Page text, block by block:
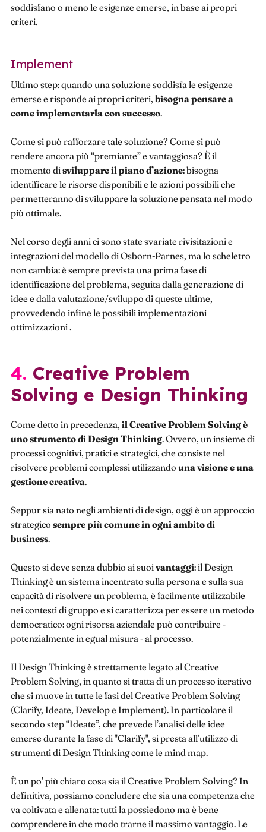
soddisfano o meno le esigenze emerse, in base ai propri
criteri.
Implement
Ultimo step: quando una soluzione soddisfa le esigenze
emerse e risponde ai propri criteri, bisogna pensare a
come implementarla con successo.
Come si può rafforzare tale soluzione? Come si può
rendere ancora più “premiante” e vantaggiosa? È il
momento disviluppare il piano d’azione: bisogna
identificare le risorse disponibili e le azioni possibili che
permetteranno di sviluppare la soluzione pensata nel modo
più ottimale.
Nel corso degli anni ci sono state svariate rivisitazioni e
integrazioni del modello di Osborn-Parnes, ma lo scheletro
non cambia: è sempre prevista una prima fase di
identificazione del problema, seguita dalla generazione di
idee e dalla valutazione/sviluppo di queste ultime,
provvedendo infine le possibili implementazioni
ottimizzazioni .
4. Creative Problem
Solving e Design Thinking
Come detto in precedenza, il Creative Problem Solving è
uno strumento di Design Thinking. Ovvero, un insieme di
processi cognitivi, pratici e strategici, che consiste nel
risolvere problemi complessi utilizzando una visione e una
gestione creativa.
Seppur sia nato negli ambienti di design, oggi è un approccio
strategico sempre più comune in ogni ambito di
business.
Questo si deve senza dubbio ai suoivantaggi: il Design
Thinking è un sistema incentrato sulla persona e sulla sua
capacità di risolvere un problema, è facilmente utilizzabile
nei contesti di gruppo e si caratterizza per essere un metodo
democratico: ogni risorsa aziendale può contribuire -
potenzialmente in egual misura - al processo.
Il Design Thinking è strettamente legato al Creative
Problem Solving, in quanto si tratta di un processo iterativo
che si muove in tutte le fasi del Creative Problem Solving
(Clarify, Ideate, Develop e Implement). In particolare il
secondo step “Ideate”, che prevede l’analisi delle idee
emerse durante la fase di "Clarify", si presta all’utilizzo di
strumenti di Design Thinking come le mind map.
È un po’ più chiaro cosa sia il Creative Problem Solving? In
definitiva, possiamo concludere che sia una competenza che
va coltivata e allenata: tutti la possiedono ma è bene
comprendere in che modo trarne il massimo vantaggio. Le